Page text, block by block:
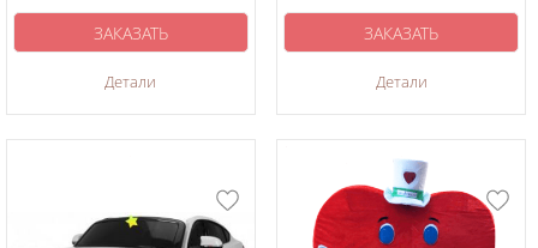
Детали
ЗАКАЗАТЬ
Детали
ЗАКАЗАТЬ